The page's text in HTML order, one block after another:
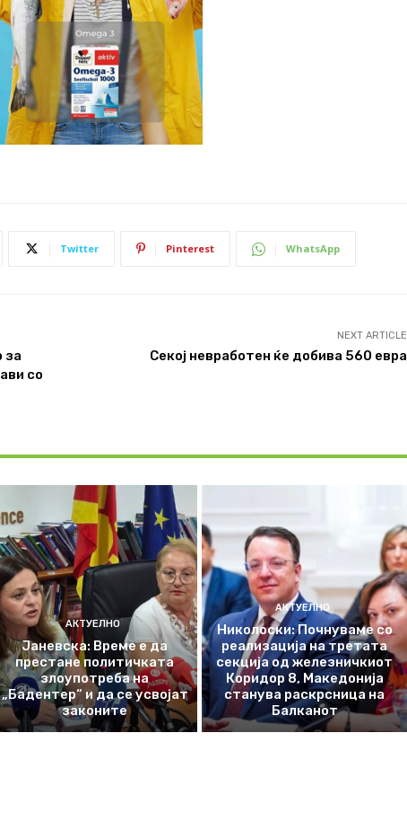
Twitter Pinterest WhatsApp
за
со
NEXT ARTICLE
Секој невработен ќе добива 560 евра
АКТУЕЛНО
Јаневска: Време е да
престане политичката
злоупотреба на
„Бадентер“ и да се усвојат
законите
АКТУЕЛНО
Николоски: Почнуваме со
реализација на третата
секција од железничкиот
Коридор 8, Македонија
станува раскрсница на
Балканот